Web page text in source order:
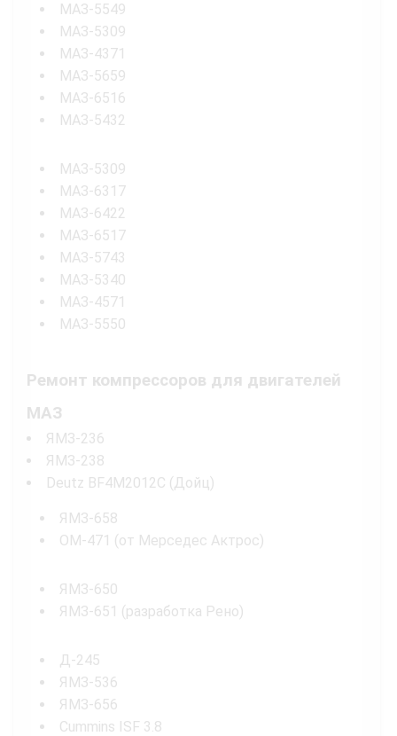
МАЗ-5549
МАЗ-5309
МАЗ-4371
МАЗ-5659
МАЗ-6516
МАЗ-5432
МАЗ-5309
МАЗ-6317
МАЗ-6422
МАЗ-6517
МАЗ-5743
МАЗ-5340
МАЗ-4571
МАЗ-5550
Ремонт компрессоров для двигателей
МАЗ
ЯМЗ-236
ЯМЗ-238
Deutz BF4M2012C (Дойц)
ЯМЗ-658
OM-471 (от Мерседес Актрос)
ЯМЗ-650
ЯМЗ-651 (разработка Рено)
Д-245
ЯМЗ-536
ЯМЗ-656
Cummins ISF 3.8